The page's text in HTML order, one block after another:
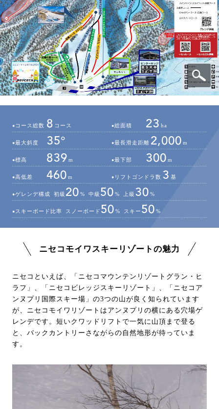
コース総数 8 コース 総面積 23 ha
最大斜度 35° 最長滑走距離 2,000 m
標高 839 m 最下部 300 m
高低差 460 m リフトゴンドラ数 3 基
ゲレンデ構成 初級 20 % 中級 50 % 上級 30 %
スキーボード比率 スノーボード 50 % スキー 50 %
ニセコモイワスキーリゾートの魅力
ニセコといえば、「ニセコマウンテンリゾートグラン・ヒ
ラフ」、「ニセコビレッジスキーリゾート」、「ニセコア
ンヌプリ国際スキー場」の3つの山が良く知られています
が、ニセコモイワリゾートはアンヌプリの横にある穴場ゲ
レンデです。短いクワッドリフトで一気に山頂まで登る
と、バックカントリーさながらの自然地形が待っていま
す。